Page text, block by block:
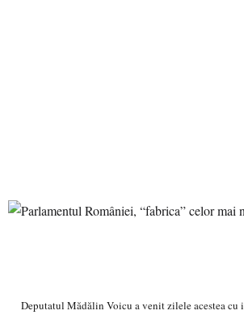
Deputatul Mădălin Voicu a venit zilele acestea